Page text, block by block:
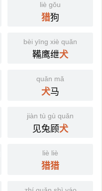
liè gǒu
猎狗
bèi yīng xiè quǎn
鞴鹰绁犬
quǎn mǎ
犬马
jiàn tù gù quǎn
见兔顾犬
liè liè
猎猎